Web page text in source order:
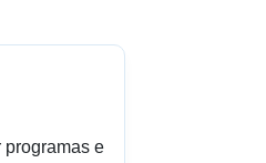
programas e